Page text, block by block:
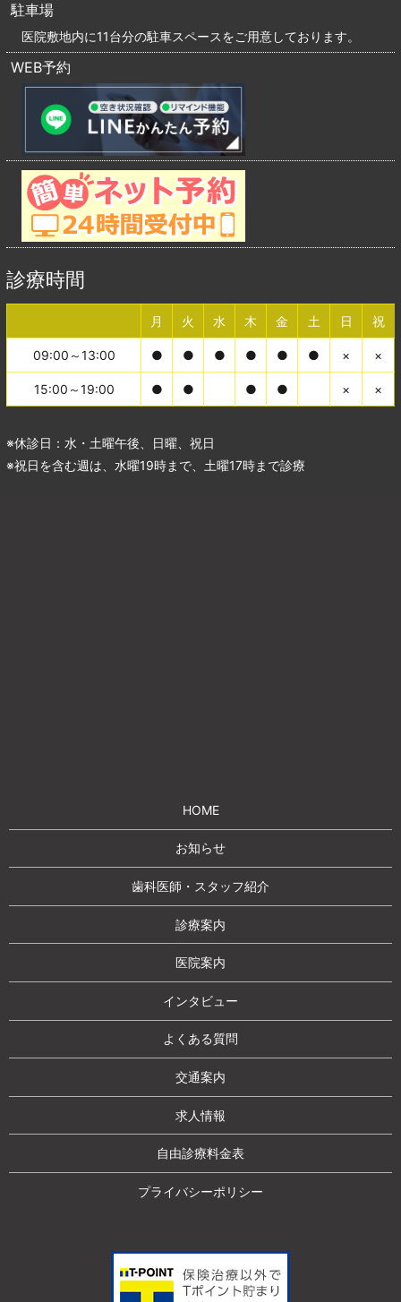
駐車場
医院敷地内に11台分の駐車スペースをご用意しております。
WEB予約
診療時間
月 火 水 木 金 土 日 祝
09:00～13:00 ● ● ● ● ● ● × ×
15:00～19:00 ● ● ● ● × ×
※休診日：水・土曜午後、日曜、祝日
※祝日を含む週は、水曜19時まで、土曜17時まで診療
HOME
お知らせ
歯科医師・スタッフ紹介
診療案内
医院案内
インタビュー
よくある質問
交通案内
求人情報
自由診療料金表
プライバシーポリシー